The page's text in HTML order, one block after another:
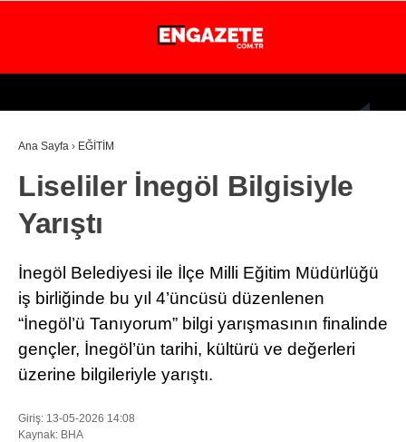
26.2
İSTANBUL
GÜNDEM
EKONOMİ
DÜNYA
SPOR
SAĞLIK
TEKNOLOJİ
Ana Sayfa › EĞİTİM
Liseliler İnegöl Bilgisiyle
Yarıştı
İnegöl Belediyesi ile İlçe Milli Eğitim Müdürlüğü
iş birliğinde bu yıl 4’üncüsü düzenlenen
“İnegöl’ü Tanıyorum” bilgi yarışmasının finalinde
gençler, İnegöl’ün tarihi, kültürü ve değerleri
üzerine bilgileriyle yarıştı.
Giriş: 13-05-2026 14:08
Kaynak: BHA